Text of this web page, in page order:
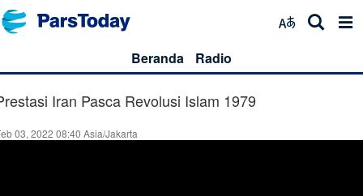
Beranda Radio
Iran Pasca Revolusi Islam 1979
03, 2022 08:40 Asia/Jakarta